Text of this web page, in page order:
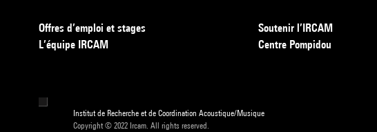
Offres d’emploi et stages
L’équipe IRCAM
Soutenir l’IRCAM
Centre Pompidou
Institut de Recherche et de Coordination Acoustique/Musique
Copyright © 2022 Ircam. All rights reserved.